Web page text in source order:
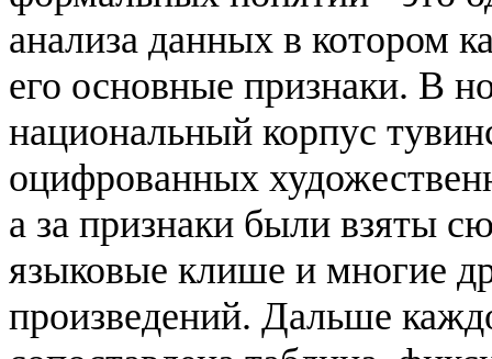
анализа данных в котором
его основные признаки. В
национальный корпус
оцифрованных
а за признаки были взяты
языковые клише и многие
произведений. Дальше